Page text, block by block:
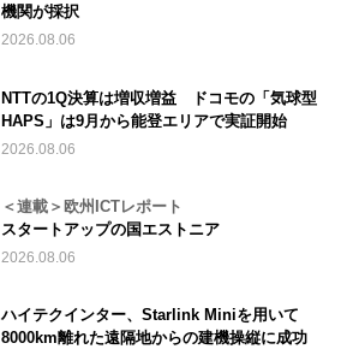
機関が採択
2026.08.06
NTTの1Q決算は増収増益 ドコモの「気球型
HAPS」は9月から能登エリアで実証開始
2026.08.06
＜連載＞欧州ICTレポート
スタートアップの国エストニア
2026.08.06
ハイテクインター、Starlink Miniを用いて
8000km離れた遠隔地からの建機操縦に成功